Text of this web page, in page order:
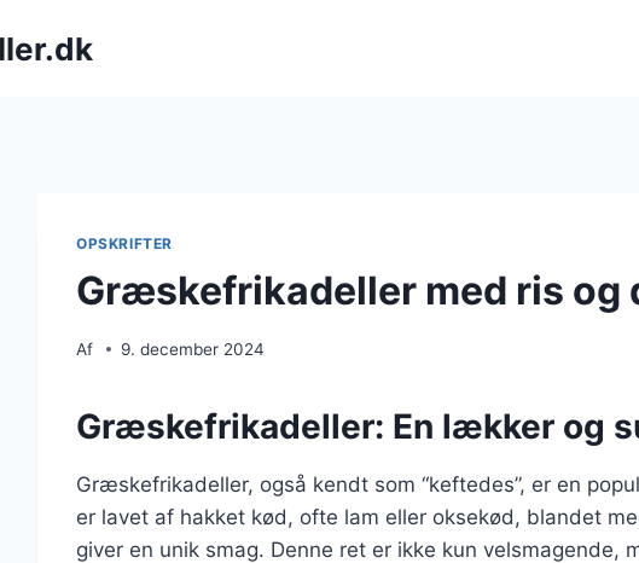
OPSKRIFTER
Græskefrikadeller med ris og
Af 9. december 2024
Græskefrikadeller: En lækker og
Græskefrikadeller, også kendt som “keftedes”, er en
er lavet af hakket kød, ofte lam eller oksekød, blandet
giver en unik smag. Denne ret er ikke kun velsmagende,